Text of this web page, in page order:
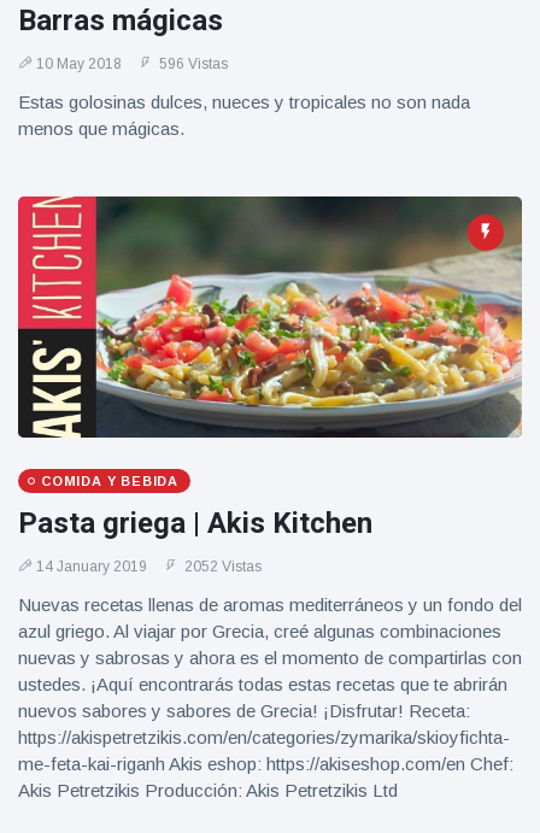
Barras mágicas
10 May 2018 596 Vistas
Estas golosinas dulces, nueces y tropicales no son nada
menos que mágicas.
COMIDA Y BEBIDA
Pasta griega | Akis Kitchen
14 January 2019 2052 Vistas
Nuevas recetas llenas de aromas mediterráneos y un fondo del
azul griego. Al viajar por Grecia, creé algunas combinaciones
nuevas y sabrosas y ahora es el momento de compartirlas con
ustedes. ¡Aquí encontrarás todas estas recetas que te abrirán
nuevos sabores y sabores de Grecia! ¡Disfrutar! Receta:
https://akispetretzikis.com/en/categories/zymarika/skioyfichta-
me-feta-kai-riganh Akis eshop: https://akiseshop.com/en Chef:
Akis Petretzikis Producción: Akis Petretzikis Ltd